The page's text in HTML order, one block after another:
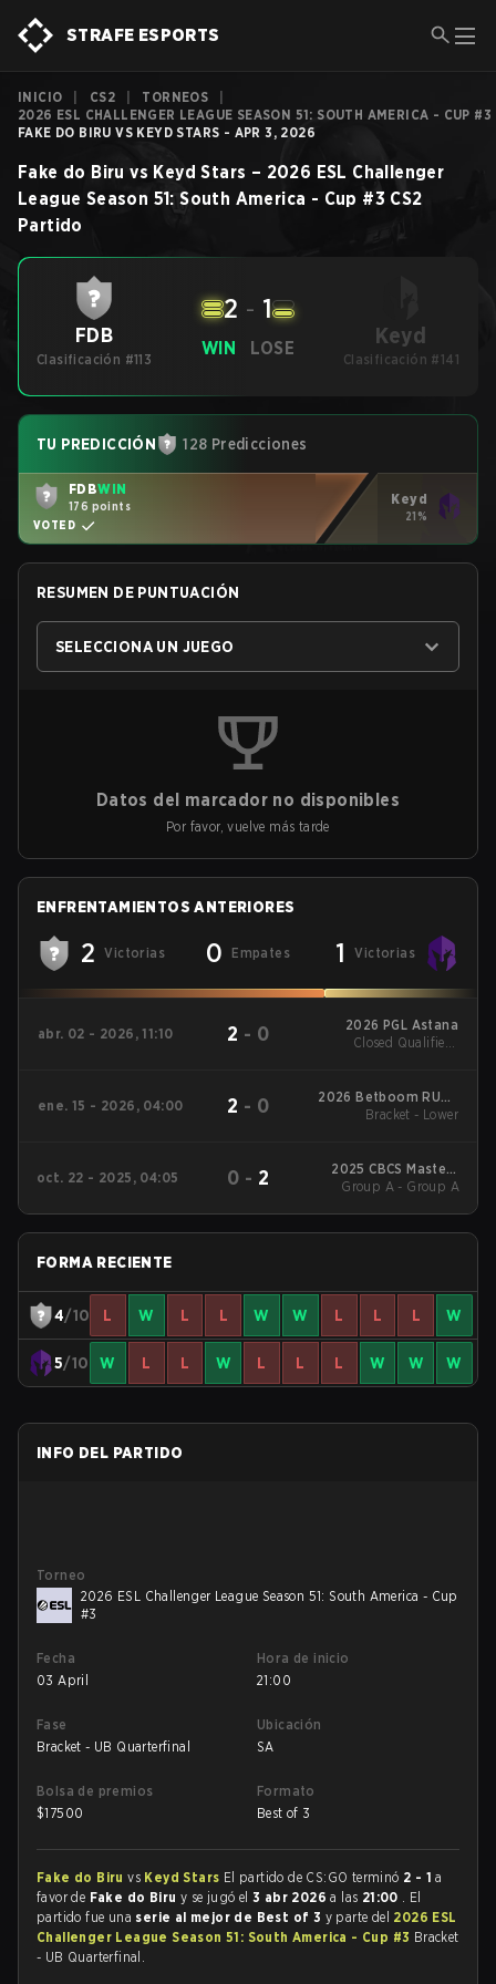
STRAFE ESPORTS
INICIO CS2 TORNEOS
2026 ESL CHALLENGER LEAGUE SEASON 51: SOUTH AMERICA - CUP #3
FAKE DO BIRU VS KEYD STARS - APR 3, 2026
Fake do Biru vs Keyd Stars – 2026 ESL Challenger
League Season 51: South America - Cup #3 CS2
Partido
FDB
Clasificación #113
WIN
2 - 1
LOSE Keyd
Clasificación #141
TU PREDICCIÓN 128 Predicciones
FDBWIN
176 points
VOTED
Keyd
21%
RESUMEN DE PUNTUACIÓN
SELECCIONA UN JUEGO
Datos del marcador no disponibles
Por favor, vuelve más tarde
ENFRENTAMIENTOS ANTERIORES
2 Victorias 0 Empates 1 Victorias
abr. 02 - 2026, 11:10 2 - 0
2026 PGL Astana
Closed Qualifier -
ene. 15 - 2026, 04:00
2 - 0
2026 Betboom RUSH
B Summit Season 1
Bracket - Lower
oct. 22 - 2025, 04:05 0 - 2
2025 CBCS Masters
Xeque Mate
Group A - Group A
FORMA RECIENTE
4/10 L W L L W W L L L W
5/10 W L L W L L L W W W
INFO DEL PARTIDO
Torneo
2026 ESL Challenger League Season 51: South America - Cup
#3
Fecha
03 April
Hora de inicio
21:00
Fase
Bracket - UB Quarterfinal
Ubicación
SA
Bolsa de premios
$17500
Formato
Best of 3
Fake do Biruvs Keyd Stars El partido de CS:GO terminó 2 - 1 a
favor de Fake do Biru y se jugó el3 abr 2026a las 21:00 . El
partido fue una serie al mejor de Best of 3 y parte del 2026 ESL
Challenger League Season 51: South America - Cup #3 Bracket
- UB Quarterfinal.